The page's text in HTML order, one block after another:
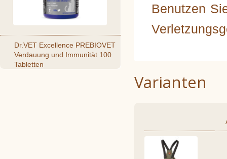
Dr.VET Excellence PREBIOVET
Verdauung und Immunität 100
Tabletten
Benutzen
Varianten